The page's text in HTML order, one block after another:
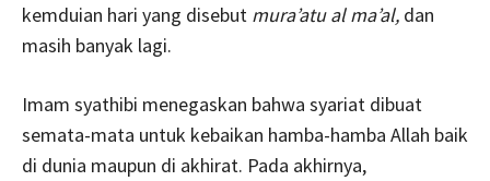
kemduian hari yang disebut mura’atu al ma’al, dan
masih banyak lagi.
Imam syathibi menegaskan bahwa syariat dibuat
semata-mata untuk kebaikan hamba-hamba Allah baik
di dunia maupun di akhirat. Pada akhirnya,